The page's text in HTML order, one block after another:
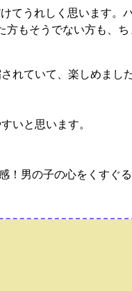
てうれしく思います。
もそうでない方も、
れていて、楽しめました
いと思います。
男の子の心をくすぐ